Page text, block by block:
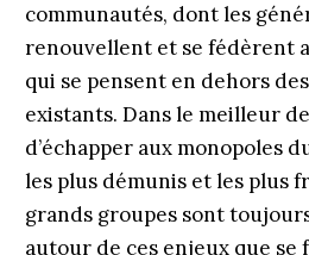
communautés, dont les
renouvellent et se fédèrent
qui se pensent en dehors
existants. Dans le meilleur
d’échapper aux monopoles
les plus démunis et les plus
grands groupes sont toujours
autour de ces enjeux que se